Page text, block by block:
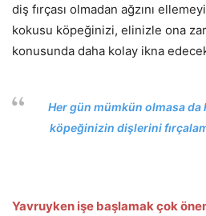
diş fırçası olmadan ağzını
kokusu köpeğinizi, elinizle ona
konusunda daha kolay ikna
Her gün mümkün olmasa da
köpeğinizin dişlerini
Yavruyken işe başlamak çok